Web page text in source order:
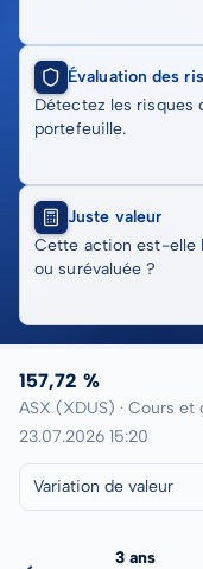
Évaluation des
Détectez les risques
portefeuille.
Juste valeur
Cette action est-elle
ou surévaluée ?
157,72 %
ASX (XDUS) · Cours
23.07.2026 15:20
Variation de valeur
3 ans